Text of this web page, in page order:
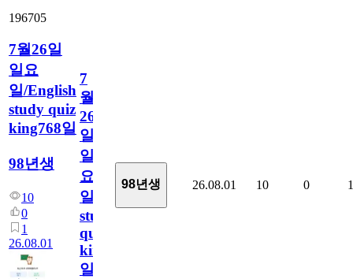
196705
7월26일
일요
일/English
study quiz
king768일
98년생
10
0
1
26.08.01
7
월
26
일
일
요
일/English
study
quiz
king768
일
98년생 26.08.01 10 0 1